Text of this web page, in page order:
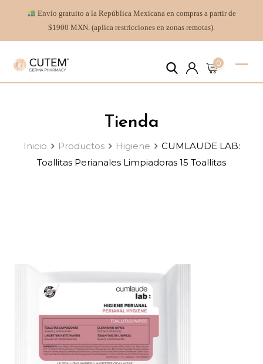
Envío gratuito a la República Mexicana en compras a partir de
$1900 MXN. (aplica restricciones en zonas remotas).
0
Tienda
Inicio Productos Higiene
CUMLAUDE LAB:
Toallitas Perianales Limpiadoras 15 Toallitas